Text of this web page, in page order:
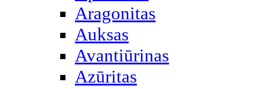
Aragonitas
Auksas
Avantiūrinas
Azūritas